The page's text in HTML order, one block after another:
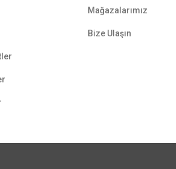
Mağazalarımız
Bize Ulaşın